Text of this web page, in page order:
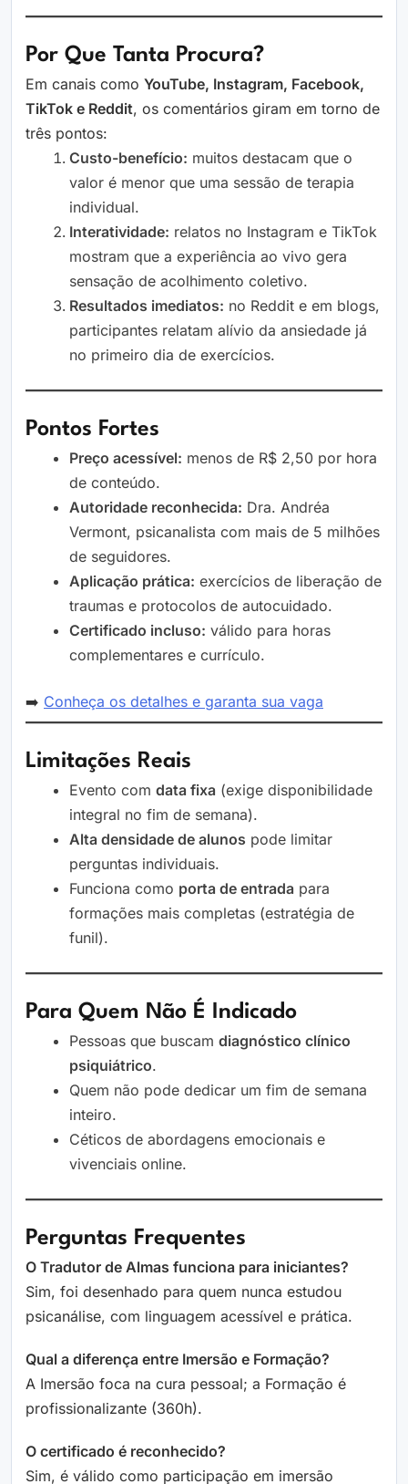
Por Que Tanta Procura?
Em canais como YouTube, Instagram, Facebook,
TikTok e Reddit, os comentários giram em torno de
três pontos:
Custo-benefício: muitos destacam que o
valor é menor que uma sessão de terapia
individual.
Interatividade: relatos no Instagram e TikTok
mostram que a experiência ao vivo gera
sensação de acolhimento coletivo.
Resultados imediatos: no Reddit e em blogs,
participantes relatam alívio da ansiedade já
no primeiro dia de exercícios.
Pontos Fortes
Preço acessível: menos de R$ 2,50 por hora
de conteúdo.
Autoridade reconhecida: Dra. Andréa
Vermont, psicanalista com mais de 5 milhões
de seguidores.
Aplicação prática: exercícios de liberação de
traumas e protocolos de autocuidado.
Certificado incluso: válido para horas
complementares e currículo.
➡️ Conheça os detalhes e garanta sua vaga
Limitações Reais
Evento com data fixa (exige disponibilidade
integral no fim de semana).
Alta densidade de alunos pode limitar
perguntas individuais.
Funciona como porta de entrada para
formações mais completas (estratégia de
funil).
Para Quem Não É Indicado
Pessoas que buscam diagnóstico clínico
psiquiátrico.
Quem não pode dedicar um fim de semana
inteiro.
Céticos de abordagens emocionais e
vivenciais online.
Perguntas Frequentes
O Tradutor de Almas funciona para iniciantes?
Sim, foi desenhado para quem nunca estudou
psicanálise, com linguagem acessível e prática.
Qual a diferença entre Imersão e Formação?
A Imersão foca na cura pessoal; a Formação é
profissionalizante (360h).
O certificado é reconhecido?
Sim, é válido como participação em imersão